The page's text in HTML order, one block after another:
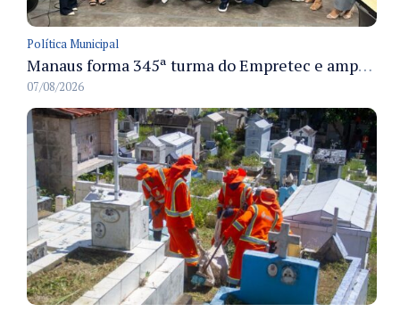
Política Municipal
Manaus forma 345ª turma do Empretec e amplia qualificação de empreendedores na cidade
07/08/2026